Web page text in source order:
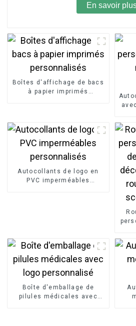
En savoir
Boîtes d'affichage de bacs
à papier imprimés
Autocollants de logo en
PVC imperméables
Boîte d'emballage de
pilules médicales avec